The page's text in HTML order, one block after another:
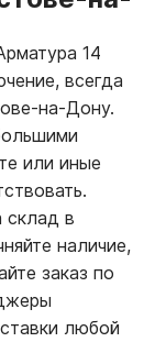
14
всегда
на-Дону.
или иные
склад в
наличие,
заказ по
любой